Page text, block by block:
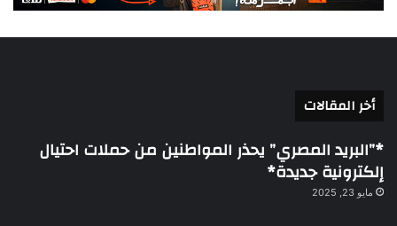
أخر المقالات
*”البريد المصري” يحذر المواطنين من حملات احتيال
إلكترونية جديدة*
مايو 23, 2025